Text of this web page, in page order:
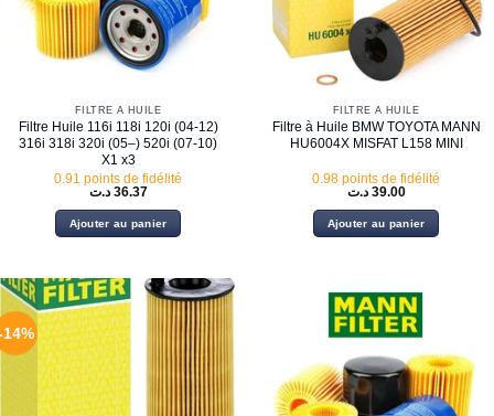
FILTRE À HUILE
Filtre Huile 116i 118i 120i (04-12)
316i 318i 320i (05–) 520i (07-10)
X1 x3
0.91 points de fidélité
36.37 د.ت
Ajouter au panier
FILTRE À HUILE
Filtre à Huile BMW TOYOTA MANN
HU6004X MISFAT L158 MINI
0.98 points de fidélité
39.00 د.ت
Ajouter au panier